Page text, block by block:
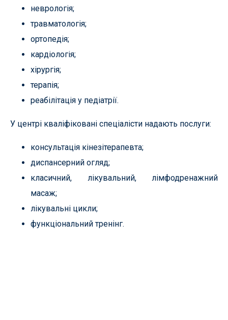
неврологія;
травматологія;
ортопедія;
кардіологія;
хірургія;
терапія;
реабілітація у педіатрії.
У центрі кваліфіковані спеціалісти надають послуги:
консультація кінезітерапевта;
диспансерний огляд;
класичний, лікувальний, лімфодренажний
масаж;
лікувальні цикли;
функціональний тренінг.